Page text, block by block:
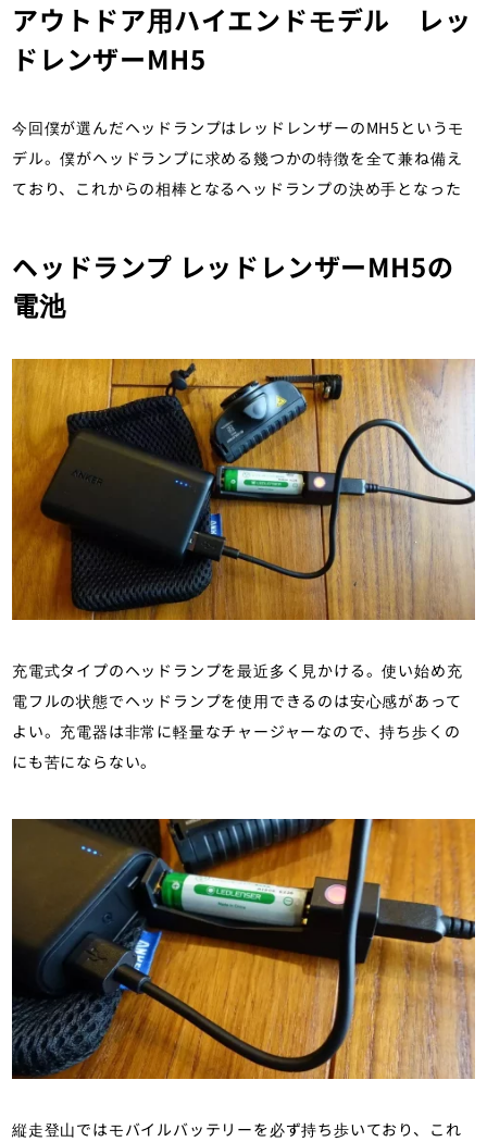
アウトドア用ハイエンドモデル レッ
ドレンザーMH5
今回僕が選んだヘッドランプはレッドレンザーのMH5というモ
デル。僕がヘッドランプに求める幾つかの特徴を全て兼ね備え
ており、これからの相棒となるヘッドランプの決め手となった
ヘッドランプ レッドレンザーMH5の
電池
充電式タイプのヘッドランプを最近多く見かける。使い始め充
電フルの状態でヘッドランプを使用できるのは安心感があって
よい。充電器は非常に軽量なチャージャーなので、持ち歩くの
にも苦にならない。
縦走登山ではモバイルバッテリーを必ず持ち歩いており、これ